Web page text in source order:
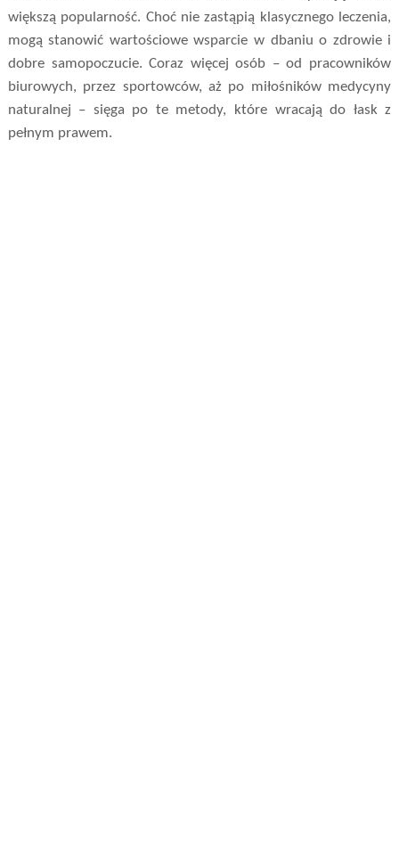
większą popularność. Choć nie zastąpią klasycznego leczenia,
mogą stanowić wartościowe wsparcie w dbaniu o zdrowie i
dobre samopoczucie. Coraz więcej osób – od pracowników
biurowych, przez sportowców, aż po miłośników medycyny
naturalnej – sięga po te metody, które wracają do łask z
pełnym prawem.